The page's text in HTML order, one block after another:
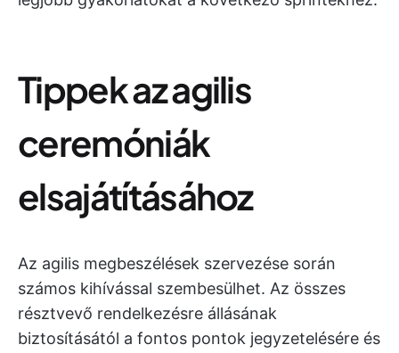
Tippek az agilis
ceremóniák
elsajátításához
Az agilis megbeszélések szervezése során
számos kihívással szembesülhet. Az összes
résztvevő rendelkezésre állásának
biztosításától a fontos pontok jegyzetelésére és